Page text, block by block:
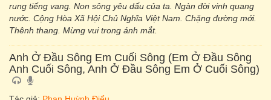
rung tiếng vang. Non sông yêu dấu của ta. Ngàn đời vinh quang
nước. Cộng Hòa Xã Hội Chủ Nghĩa Việt Nam. Chặng đường mới.
Thênh thang. Mừng vui trong ánh mắt.
Anh Ở Đầu Sông Em Cuối Sông (Em Ở Đầu Sông
Anh Cuối Sông, Anh Ở Đầu Sông Em Ở Cuối Sông)